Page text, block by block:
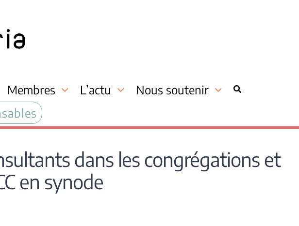
Membres L’actu
Nous soutenir
dans les congrégations et
en synode